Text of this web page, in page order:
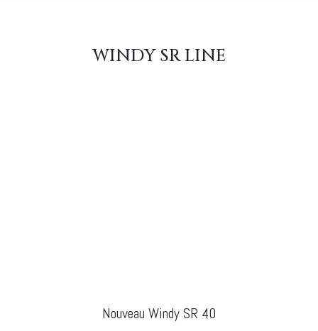
WINDY SR LINE
Nouveau Windy SR 40